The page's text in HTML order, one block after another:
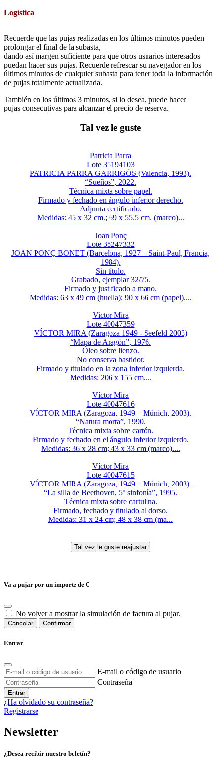
Logística
Recuerde que las pujas realizadas en los últimos minutos pueden
prolongar el final de la subasta,
dando así margen suficiente para que otros usuarios interesados
puedan hacer sus pujas. Recuerde refrescar su navegador en los
últimos minutos de cualquier subasta para tener toda la información
de pujas totalmente actualizada.
También en los últimos 3 minutos, si lo desea, puede hacer
pujas consecutivas para alcanzar el precio de reserva.
Tal vez le guste
Patricia Parra
Lote 35194103
PATRICIA PARRA GARRIGÓS (Valencia, 1993).
“Sueños”, 2022.
Técnica mixta sobre papel.
Firmado y fechado en ángulo inferior derecho.
Adjunta certificado.
Medidas: 45 x 32 cm.; 69 x 55.5 cm. (marco)...
Joan Ponç
Lote 35247332
JOAN PONÇ BONET (Barcelona, 1927 – Saint-Paul, Francia,
1984).
Sin título.
Grabado, ejemplar 32/75.
Firmado y justificado a mano.
Medidas: 63 x 49 cm (huella); 90 x 66 cm (papel)....
Victor Mira
Lote 40047359
VÍCTOR MIRA (Zaragoza 1949 - Seefeld 2003)
“Mapa de Aragón”, 1976.
Óleo sobre lienzo.
No conserva bastidor.
Firmado y titulado en la zona inferior izquierda.
Medidas: 206 x 155 cm....
Víctor Mira
Lote 40047616
VÍCTOR MIRA (Zaragoza, 1949 – Múnich, 2003).
“Natura morta”, 1990.
Técnica mixta sobre cartón.
Firmado y fechado en el ángulo inferior izquierdo.
Medidas: 36 x 28 cm; 43 x 33 cm (marco)....
Víctor Mira
Lote 40047615
VÍCTOR MIRA (Zaragoza, 1949 – Múnich, 2003).
“La silla de Beethoven, 5º sinfonía”, 1995.
Técnica mixta sobre cartulina.
Firmado, fechado y titulado al dorso.
Medidas: 31 x 24 cm; 48 x 38 cm (ma...
Va a pujar por un importe de €
No volver a mostrar la simulación de factura al pujar.
Cancelar Confirmar
Entrar
E-mail o código de usuario
Contraseña
Entrar
¿Ha olvidado su contraseña?
Registrarse
Newsletter
¿Desea recibir nuestro boletín?